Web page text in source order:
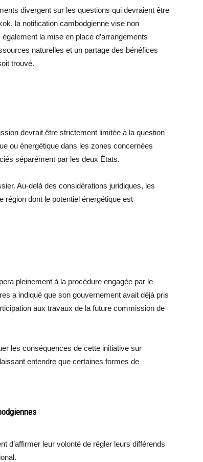
divergent sur les questions qui devraient être
la notification cambodgienne vise non
la mise en place d’arrangements
naturelles et un partage des bénéfices
trouvé.
devrait être strictement limitée à la question
ou énergétique dans les zones concernées
séparément par les deux États.
Au-delà des considérations juridiques, les
dont le potentiel énergétique est
pleinement à la procédure engagée par le
a indiqué que son gouvernement avait déjà pris
aux travaux de la future commission de
les conséquences de cette initiative sur
entendre que certaines formes de
d’affirmer leur volonté de régler leurs différends